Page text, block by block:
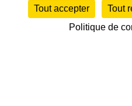
Tout accepter Tout
Politique de